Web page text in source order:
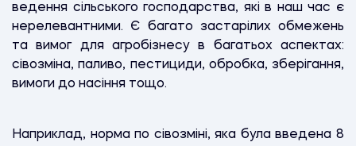
ведення сільського господарства, які в наш час є
нерелевантними. Є багато застарілих обмежень
та вимог для агробізнесу в багатьох аспектах:
сівозміна, паливо, пестициди, обробка, зберігання,
вимоги до насіння тощо.
Наприклад, норма по сівозміні, яка була введена 8